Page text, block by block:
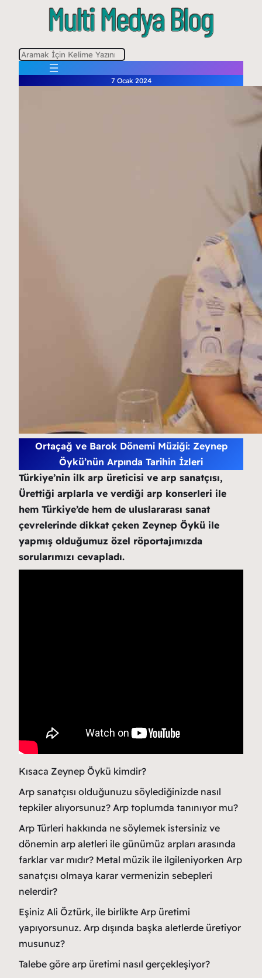
A
a
7 Ocak 2024
Ortaçağ ve Barok Dönemi Müziği: Zeynep
Öykü’nün Arpında Tarihin İzleri
Türkiye’nin ilk arp üreticisi ve arp sanatçısı,
Ürettiği arplarla ve verdiği arp konserleri ile
hem Türkiye’de hem de uluslararası sanat
çevrelerinde dikkat çeken Zeynep Öykü ile
yapmış olduğumuz özel röportajımızda
sorularımızı cevapladı.
Kısaca Zeynep Öykü kimdir?
Arp sanatçısı olduğunuzu söylediğinizde nasıl
tepkiler alıyorsunuz? Arp toplumda tanınıyor mu?
Arp Türleri hakkında ne söylemek istersiniz ve
dönemin arp aletleri ile günümüz arpları arasında
farklar var mıdır? Metal müzik ile ilgileniyorken Arp
sanatçısı olmaya karar vermenizin sebepleri
nelerdir?
Eşiniz Ali Öztürk, ile birlikte Arp üretimi
yapıyorsunuz. Arp dışında başka aletlerde üretiyor
musunuz?
Talebe göre arp üretimi nasıl gerçekleşiyor?